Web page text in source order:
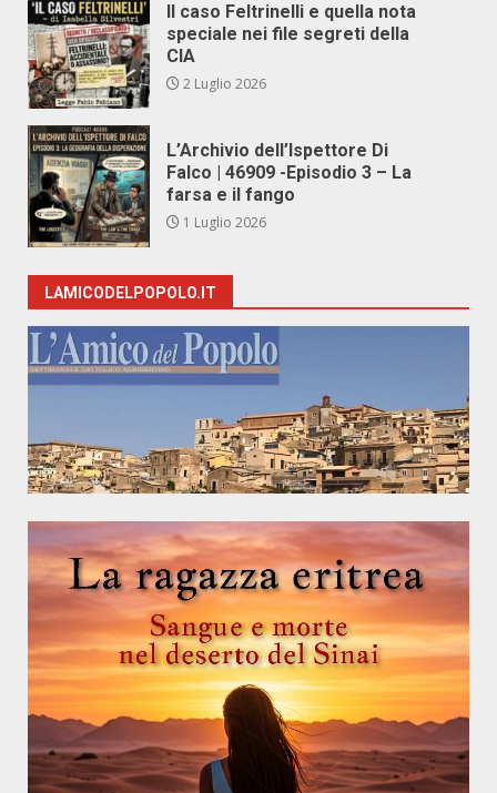
Il caso Feltrinelli e quella nota
speciale nei file segreti della
CIA
2 Luglio 2026
L’Archivio dell’Ispettore Di
Falco | 46909 -Episodio 3 – La
farsa e il fango
1 Luglio 2026
LAMICODELPOPOLO.IT